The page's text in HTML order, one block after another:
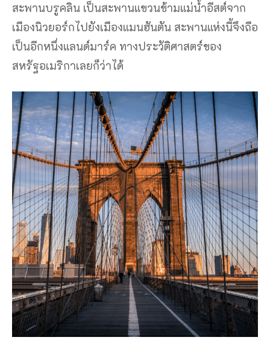
สะพานบรูคลิน เป็นสะพานแขวนข้ามแม่น้ำอีสต์จาก
เมืองนิวยอร์กไปยังเมืองแมนฮันตัน สะพานแห่งนี้จึงถือ
เป็นอีกหนึ่งแลนด์มาร์ค ทางประวัติศาสตร์ของ
สหรัฐอเมริกาเลยก็ว่าได้